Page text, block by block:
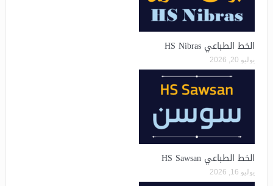
الخط الطباعي HS Nibras
يوليو 20, 2026
الخط الطباعي HS Sawsan
يوليو 16, 2026